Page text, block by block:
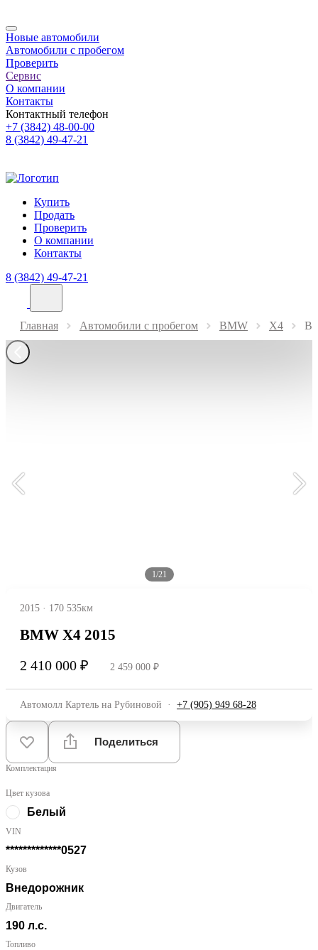
Новые автомобили
Автомобили с пробегом
Проверить
Сервис
О компании
Контакты
Контактный телефон
+7 (3842) 48-00-00
8 (3842) 49-47-21
Купить
Продать
Проверить
О компании
Контакты
8 (3842) 49-47-21
Главная Автомобили с пробегом BMW X4
1/21
2015 · 170 535км
BMW X4 2015
2 410 000 ₽ 2 459 000 ₽
Автомолл Картель на Рубиновой · +7 (905) 949 68-28
Поделиться
Комплектация
Цвет кузова
Белый
VIN
*************0527
Кузов
Внедорожник
Двигатель
190 л.с.
Топливо